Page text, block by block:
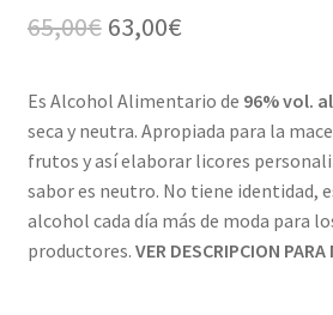
65,00€ El
original
era:
65,00€.
63,00€El
actual
es:
63,00€.
Es Alcohol Alimentario de 96% vol.
seca y neutra. Apropiada para la
frutos y así elaborar licores
sabor es neutro. No tiene identidad,
alcohol cada día más de moda para
productores. VER DESCRIPCION